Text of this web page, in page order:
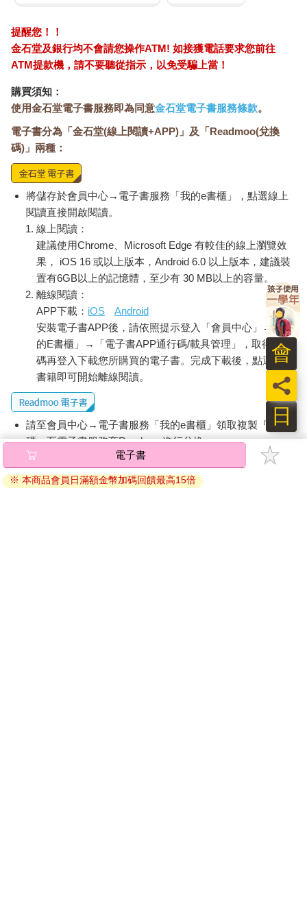
提醒您！！
金石堂及銀行均不會請您操作ATM! 如接獲電話要求您前往
ATM提款機，請不要聽從指示，以免受騙上當！
購買須知：
使用金石堂電子書服務即為同意金石堂電子書服務條款。
電子書分為「金石堂(線上閱讀+APP)」及「Readmoo(兌換
碼)」兩種：
將儲存於會員中心→電子書服務「我的e書櫃」，點選線上
閱讀直接開啟閱讀。
線上閱讀：
建議使用Chrome、Microsoft Edge 有較佳的線上瀏覽效
果， iOS 16 或以上版本，Android 6.0 以上版本，建議裝
置有6GB以上的記憶體，至少有 30 MB以上的容量。
離線閱讀：
APP下載： iOS
Android
安裝電子書APP後，請依照提示登入「會員中心」→「我
的E書櫃」→「電子書APP通行碼/載具管理」，取得通行
碼再登入下載您所購買的電子書。完成下載後，點選任一
書籍即可開始離線閱讀。
請至會員中心→電子書服務「我的e書櫃」領取複製『兌換
碼』至電子書服務商Readmoo進行兌換。
退換貨須知：
因版權保護，您在金石堂所購買的電子書僅能以金石堂專屬
電子書
※ 本商品會員日滿額金幣加碼回饋最高15倍
日
員
會